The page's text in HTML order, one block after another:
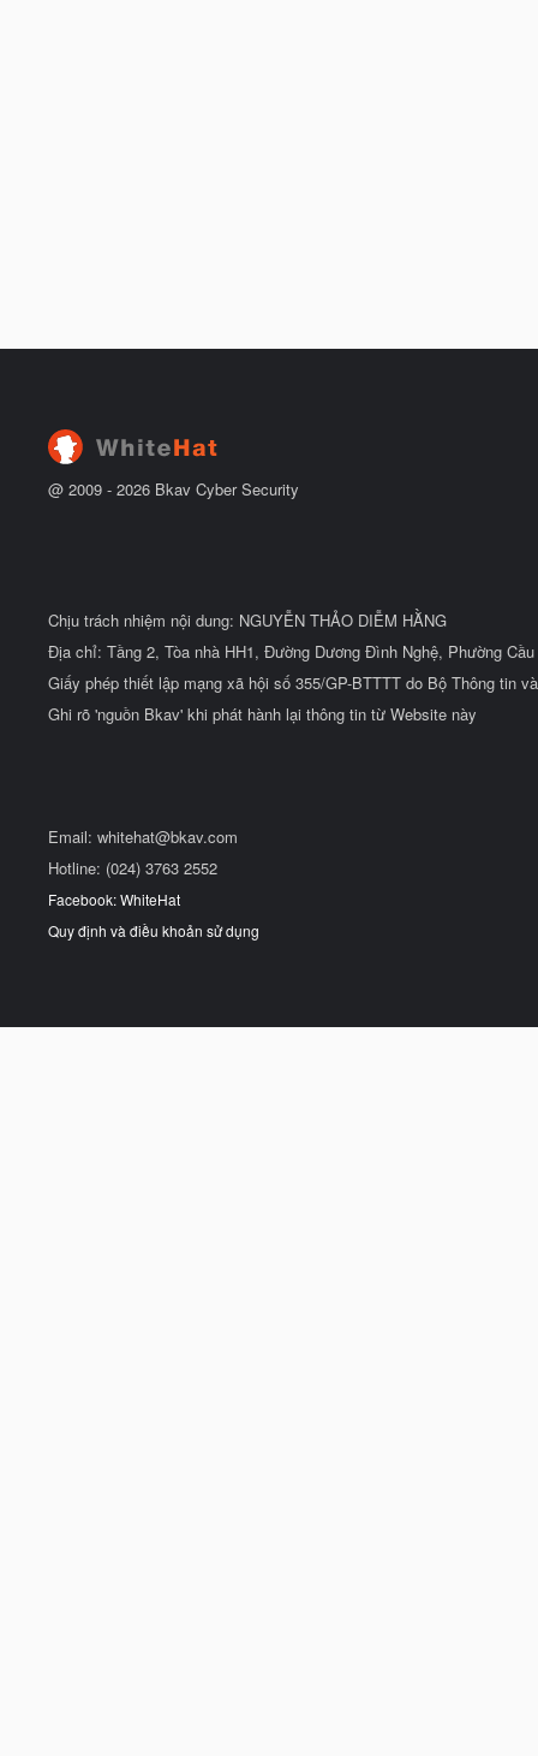
@ 2009 - 2026 Bkav Cyber Security
Chịu trách nhiệm nội dung: NGUYỄN THẢO DIỄM HẰNG
Địa chỉ: Tầng 2, Tòa nhà HH1, Đường Dương Đình Nghệ, Phường
Giấy phép thiết lập mạng xã hội số 355/GP-BTTTT do Bộ Thông tin
Ghi rõ 'nguồn Bkav' khi phát hành lại thông tin từ Website này
Email: whitehat@bkav.com
Hotline: (024) 3763 2552
Facebook: WhiteHat
Quy định và điều khoản sử dụng